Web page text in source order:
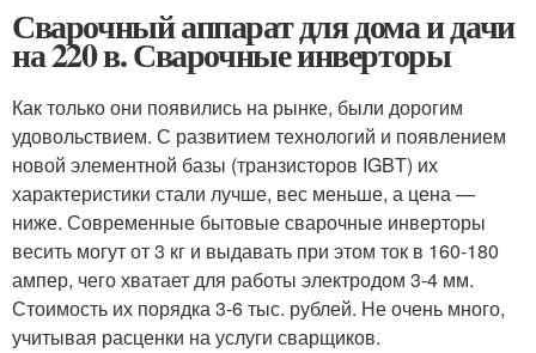
Сварочный аппарат для дома и дачи
на 220 в. Сварочные инверторы
Как только они появились на рынке, были дорогим
удовольствием. С развитием технологий и появлением
новой элементной базы (транзисторов IGBT) их
характеристики стали лучше, вес меньше, а цена —
ниже. Современные бытовые сварочные инверторы
весить могут от 3 кг и выдавать при этом ток в 160-180
ампер, чего хватает для работы электродом 3-4 мм.
Стоимость их порядка 3-6 тыс. рублей. Не очень много,
учитывая расценки на услуги сварщиков.